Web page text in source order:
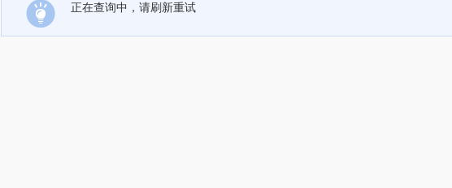
正在查询中，请刷新重试